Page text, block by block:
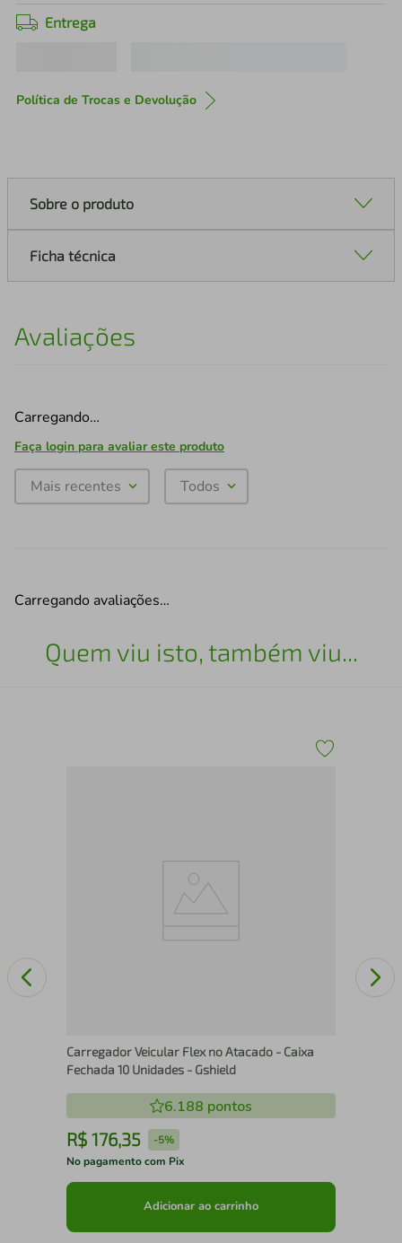
Entrega
Política de Trocas e Devolução
Sobre o produto
Ficha técnica
Avaliações
Carregando…
Faça login para avaliar este produto
Mais recentes Todos
Carregando avaliações…
Quem viu isto, também viu...
Carregador Veicular Flex no Atacado - Caixa
Fechada 10 Unidades - Gshield
6.188 pontos
R$ 176,35 -5%
No pagamento com Pix
Adicionar ao carrinho